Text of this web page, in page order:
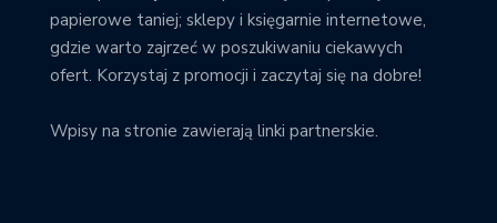
papierowe taniej; sklepy i księgarnie internetowe,
gdzie warto zajrzeć w poszukiwaniu ciekawych
ofert. Korzystaj z promocji i zaczytaj się na dobre!
Wpisy na stronie zawierają linki partnerskie.